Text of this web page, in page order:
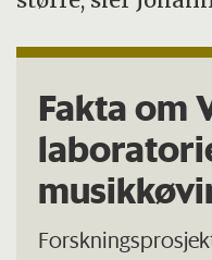
Fakta om